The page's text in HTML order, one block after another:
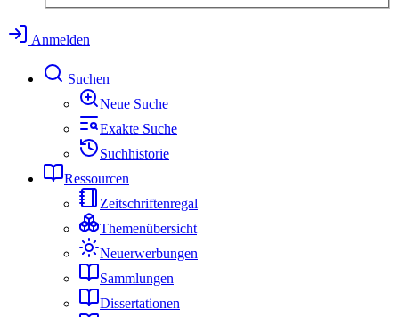
Anmelden
Suchen
Neue Suche
Exakte Suche
Suchhistorie
Ressourcen
Zeitschriftenregal
Themenübersicht
Neuerwerbungen
Sammlungen
Dissertationen